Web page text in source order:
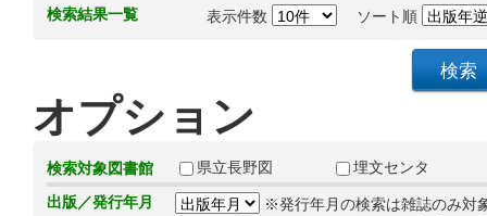
検索結果一覧 表示件数 ソート順
オプション
検索対象図書館 県立長野図
埋文センタ
出版／発行年月
※発行年月の検索は雑誌のみ対